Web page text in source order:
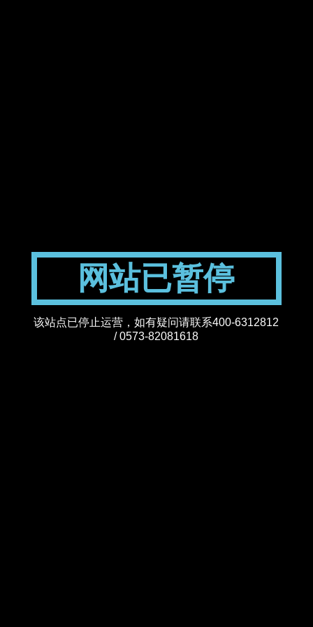
网站已暂停
该站点已停止运营，如有疑问请联系400-6312812
/ 0573-82081618